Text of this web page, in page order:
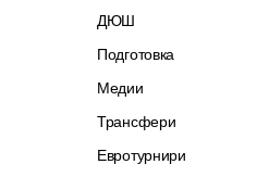
ДЮШ
Подготовка
Медии
Трансфери
Евротурнири